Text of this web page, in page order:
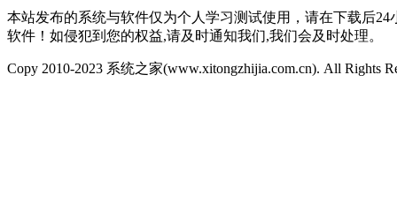
本站发布的系统与软件仅为个人学习测试使用，请在下载后
软件！如侵犯到您的权益,请及时通知我们,我们会及时处理。
Copy 2010-2023 系统之家(www.xitongzhijia.com.cn). All Rights